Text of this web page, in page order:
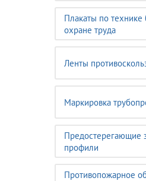
Плакаты по технике
охране труда
Ленты
Маркировка
Предостерегающие
профили
Противопожарное